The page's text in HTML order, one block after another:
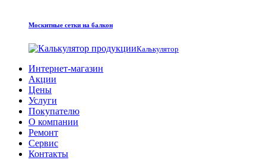
Москитные сетки на балкон
Калькулятор
Интернет-магазин
Акции
Цены
Услуги
Покупателю
О компании
Ремонт
Сервис
Контакты